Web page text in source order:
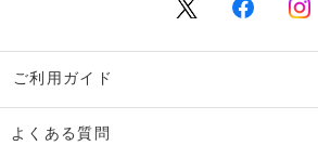
ご利用ガイド
よくある質問